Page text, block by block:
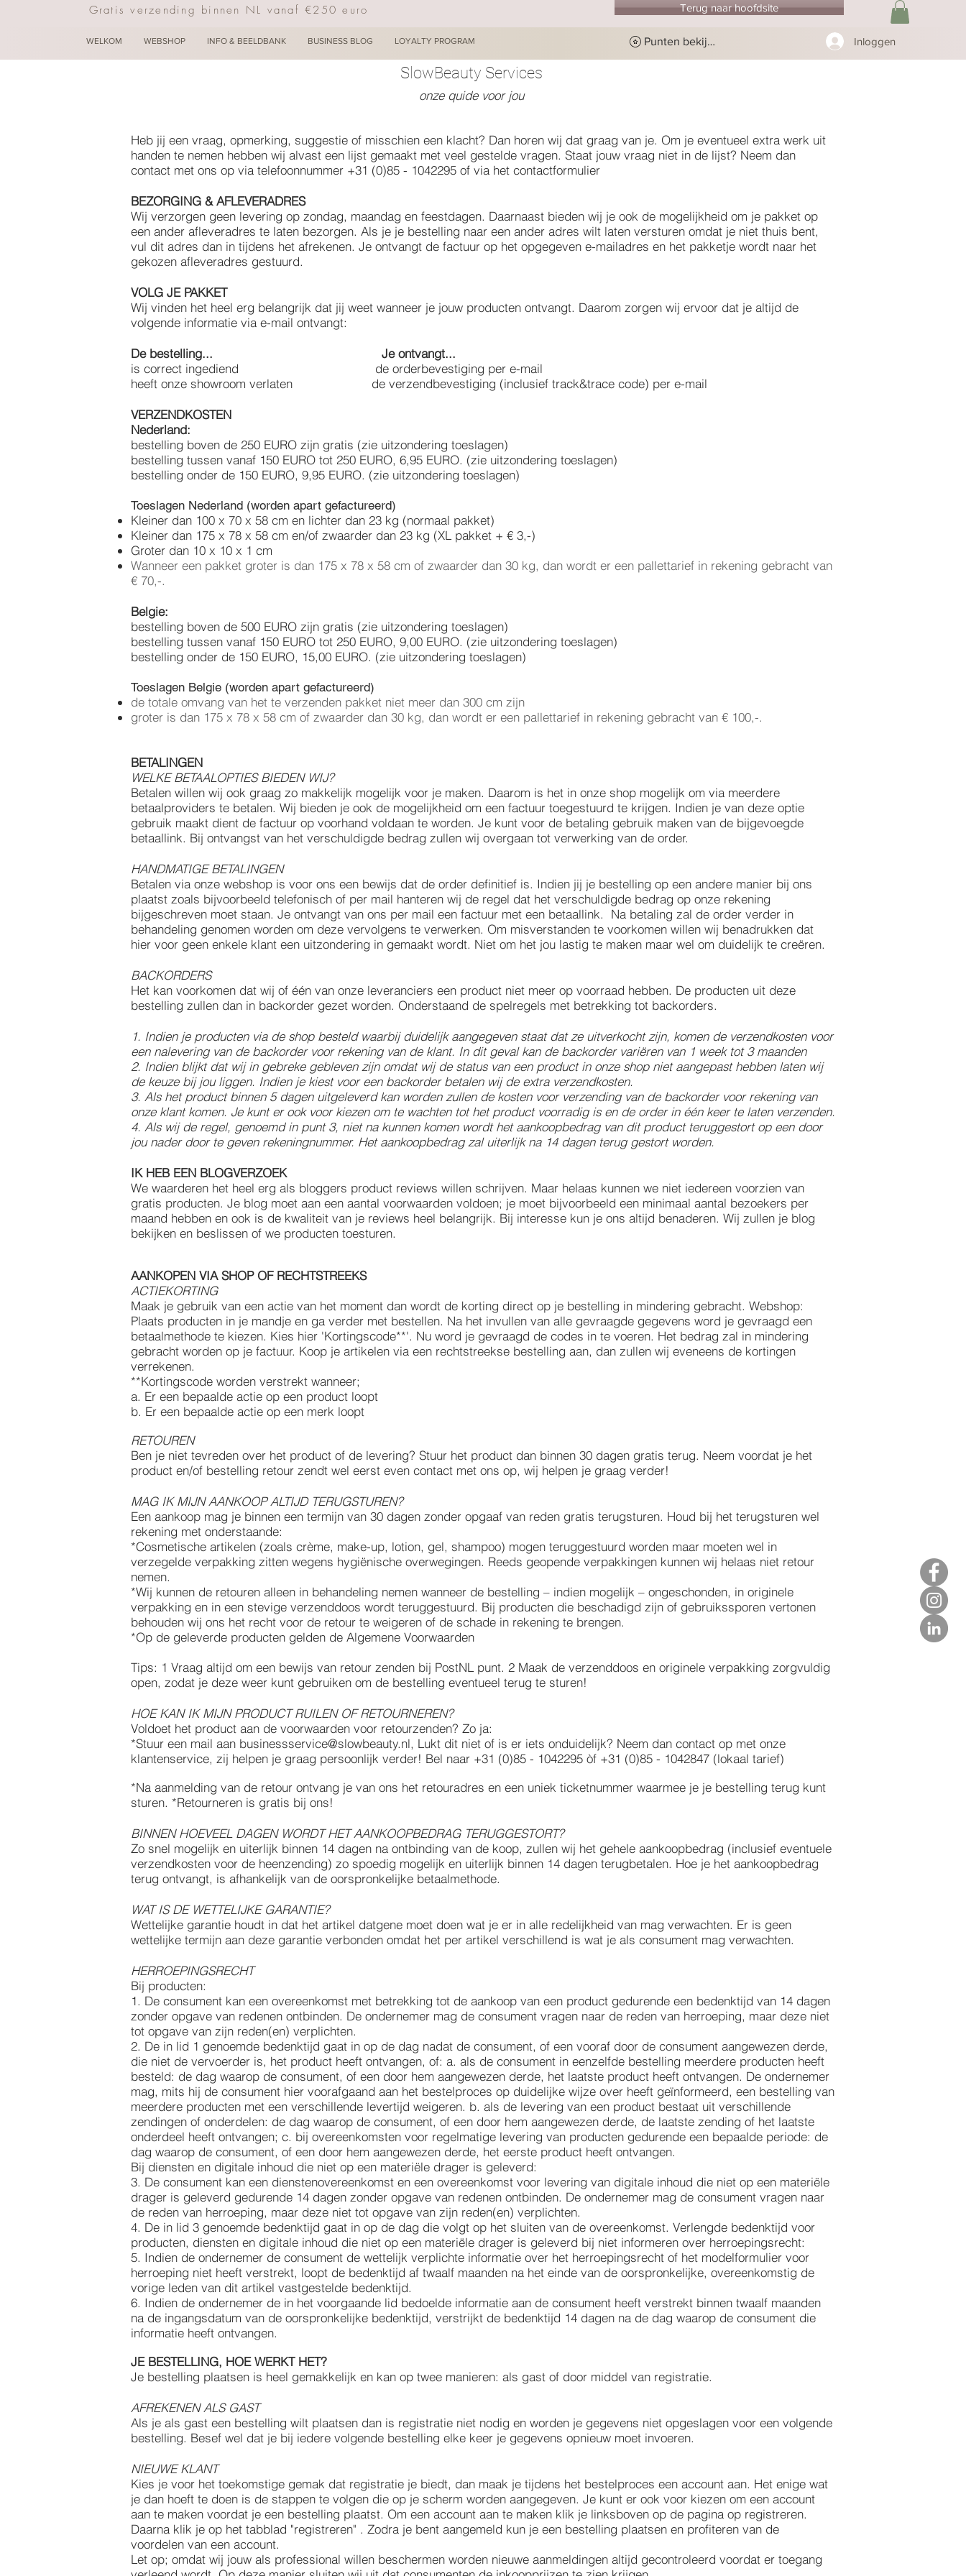
Gratis verzending binnen NL vanaf €250 euro Terug naar hoofdsite
WELKOM WEBSHOP INFO & BEELDBANK BUSINESS BLOG LOYALTY PROGRAM Punten bekijken Inloggen
SlowBeauty Services
onze quide voor jou
Heb jij een vraag, opmerking, suggestie of misschien een klacht? Dan horen wij dat graag van je. Om je eventueel extra werk uit
handen te nemen hebben wij alvast een lijst gemaakt met veel gestelde vragen. Staat jouw vraag niet in de lijst? Neem dan
contact met ons op via telefoonnummer +31 (0)85 - 1042295 of via het contactformulier
BEZORGING & AFLEVERADRES
Wij verzorgen geen levering op zondag, maandag en feestdagen. Daarnaast bieden wij je ook de mogelijkheid om je pakket op
een ander afleveradres te laten bezorgen. Als je je bestelling naar een ander adres wilt laten versturen omdat je niet thuis bent,
vul dit adres dan in tijdens het afrekenen. Je ontvangt de factuur op het opgegeven e-mailadres en het pakketje wordt naar het
gekozen afleveradres gestuurd.
VOLG JE PAKKET
Wij vinden het heel erg belangrijk dat jij weet wanneer je jouw producten ontvangt. Daarom zorgen wij ervoor dat je altijd de
volgende informatie via e-mail ontvangt:
De bestelling...
Je ontvangt...
is correct ingediend de orderbevestiging per e-mail
heeft onze showroom verlaten de verzendbevestiging (inclusief track&trace code) per e-mail
VERZENDKOSTEN
Nederland:
bestelling boven de 250 EURO zijn gratis (zie uitzondering toeslagen)
bestelling tussen vanaf 150 EURO tot 250 EURO, 6,95 EURO. (zie uitzondering toeslagen)
bestelling onder de 150 EURO, 9,95 EURO. (zie uitzondering toeslagen)
Toeslagen Nederland (worden apart gefactureerd)
Kleiner dan 100 x 70 x 58 cm en lichter dan 23 kg (normaal pakket)
Kleiner dan 175 x 78 x 58 cm en/of zwaarder dan 23 kg (XL pakket + € 3,-)
Groter dan 10 x 10 x 1 cm
Wanneer een pakket groter is dan 175 x 78 x 58 cm of zwaarder dan 30 kg, dan wordt er een pallettarief in rekening gebracht van
€ 70,-.
Belgie:
bestelling boven de 500 EURO zijn gratis (zie uitzondering toeslagen)
bestelling tussen vanaf 150 EURO tot 250 EURO, 9,00 EURO. (zie uitzondering toeslagen)
bestelling onder de 150 EURO, 15,00 EURO. (zie uitzondering toeslagen)
Toeslagen Belgie (worden apart gefactureerd)
de totale omvang van het te verzenden pakket niet meer dan 300 cm zijn
groter is dan 175 x 78 x 58 cm of zwaarder dan 30 kg, dan wordt er een pallettarief in rekening gebracht van € 100,-.
BETALINGEN
WELKE BETAALOPTIES BIEDEN WIJ?
Betalen willen wij ook graag zo makkelijk mogelijk voor je maken. Daarom is het in onze shop mogelijk om via meerdere
betaalproviders te betalen. Wij bieden je ook de mogelijkheid om een factuur toegestuurd te krijgen. Indien je van deze optie
gebruik maakt dient de factuur op voorhand voldaan te worden. Je kunt voor de betaling gebruik maken van de bijgevoegde
betaallink. Bij ontvangst van het verschuldigde bedrag zullen wij overgaan tot verwerking van de order.
HANDMATIGE BETALINGEN
Betalen via onze webshop is voor ons een bewijs dat de order definitief is. Indien jij je bestelling op een andere manier bij ons
plaatst zoals bijvoorbeeld telefonisch of per mail hanteren wij de regel dat het verschuldigde bedrag op onze rekening
bijgeschreven moet staan. Je ontvangt van ons per mail een factuur met een betaallink. Na betaling zal de order verder in
behandeling genomen worden om deze vervolgens te verwerken. Om misverstanden te voorkomen willen wij benadrukken dat
hier voor geen enkele klant een uitzondering in gemaakt wordt. Niet om het jou lastig te maken maar wel om duidelijk te creëren.
BACKORDERS
Het kan voorkomen dat wij of één van onze leveranciers een product niet meer op voorraad hebben. De producten uit deze
bestelling zullen dan in backorder gezet worden. Onderstaand de spelregels met betrekking tot backorders.
1. Indien je producten via de shop besteld waarbij duidelijk aangegeven staat dat ze uitverkocht zijn, komen de verzendkosten voor
een nalevering van de backorder voor rekening van de klant. In dit geval kan de backorder variëren van 1 week tot 3 maanden
2. Indien blijkt dat wij in gebreke gebleven zijn omdat wij de status van een product in onze shop niet aangepast hebben laten wij
de keuze bij jou liggen. Indien je kiest voor een backorder betalen wij de extra verzendkosten.
3. Als het product binnen 5 dagen uitgeleverd kan worden zullen de kosten voor verzending van de backorder voor rekening van
onze klant komen. Je kunt er ook voor kiezen om te wachten tot het product voorradig is en de order in één keer te laten verzenden.
4. Als wij de regel, genoemd in punt 3, niet na kunnen komen wordt het aankoopbedrag van dit product teruggestort op een door
jou nader door te geven rekeningnummer. Het aankoopbedrag zal uiterlijk na 14 dagen terug gestort worden.
IK HEB EEN BLOGVERZOEK
We waarderen het heel erg als bloggers product reviews willen schrijven. Maar helaas kunnen we niet iedereen voorzien van
gratis producten. Je blog moet aan een aantal voorwaarden voldoen; je moet bijvoorbeeld een minimaal aantal bezoekers per
maand hebben en ook is de kwaliteit van je reviews heel belangrijk. Bij interesse kun je ons altijd benaderen. Wij zullen je blog
bekijken en beslissen of we producten toesturen.
AANKOPEN VIA SHOP OF RECHTSTREEKS
ACTIEKORTING
Maak je gebruik van een actie van het moment dan wordt de korting direct op je bestelling in mindering gebracht. Webshop:
Plaats producten in je mandje en ga verder met bestellen. Na het invullen van alle gevraagde gegevens word je gevraagd een
betaalmethode te kiezen. Kies hier 'Kortingscode**'. Nu word je gevraagd de codes in te voeren. Het bedrag zal in mindering
gebracht worden op je factuur. Koop je artikelen via een rechtstreekse bestelling aan, dan zullen wij eveneens de kortingen
verrekenen.
**Kortingscode worden verstrekt wanneer;
a. Er een bepaalde actie op een product loopt
b. Er een bepaalde actie op een merk loopt
RETOUREN
Ben je niet tevreden over het product of de levering? Stuur het product dan binnen 30 dagen gratis terug. Neem voordat je het
product en/of bestelling retour zendt wel eerst even contact met ons op, wij helpen je graag verder!
MAG IK MIJN AANKOOP ALTIJD TERUGSTUREN?
Een aankoop mag je binnen een termijn van 30 dagen zonder opgaaf van reden gratis terugsturen. Houd bij het terugsturen wel
rekening met onderstaande:
*Cosmetische artikelen (zoals crème, make-up, lotion, gel, shampoo) mogen teruggestuurd worden maar moeten wel in
verzegelde verpakking zitten wegens hygiënische overwegingen. Reeds geopende verpakkingen kunnen wij helaas niet retour
nemen.
*Wij kunnen de retouren alleen in behandeling nemen wanneer de bestelling – indien mogelijk – ongeschonden, in originele
verpakking en in een stevige verzenddoos wordt teruggestuurd. Bij producten die beschadigd zijn of gebruikssporen vertonen
behouden wij ons het recht voor de retour te weigeren of de schade in rekening te brengen.
*Op de geleverde producten gelden de Algemene Voorwaarden
Tips: 1 Vraag altijd om een bewijs van retour zenden bij PostNL punt. 2 Maak de verzenddoos en originele verpakking zorgvuldig
open, zodat je deze weer kunt gebruiken om de bestelling eventueel terug te sturen!
HOE KAN IK MIJN PRODUCT RUILEN OF RETOURNEREN?
Voldoet het product aan de voorwaarden voor retourzenden? Zo ja:
*Stuur een mail aan businessservice@slowbeauty.nl, Lukt dit niet of is er iets onduidelijk? Neem dan contact op met onze
klantenservice, zij helpen je graag persoonlijk verder! Bel naar +31 (0)85 - 1042295 òf +31 (0)85 - 1042847 (lokaal tarief)
*Na aanmelding van de retour ontvang je van ons het retouradres en een uniek ticketnummer waarmee je je bestelling terug kunt
sturen. *Retourneren is gratis bij ons!
BINNEN HOEVEEL DAGEN WORDT HET AANKOOPBEDRAG TERUGGESTORT?
Zo snel mogelijk en uiterlijk binnen 14 dagen na ontbinding van de koop, zullen wij het gehele aankoopbedrag (inclusief eventuele
verzendkosten voor de heenzending) zo spoedig mogelijk en uiterlijk binnen 14 dagen terugbetalen. Hoe je het aankoopbedrag
terug ontvangt, is afhankelijk van de oorspronkelijke betaalmethode.
WAT IS DE WETTELIJKE GARANTIE?
Wettelijke garantie houdt in dat het artikel datgene moet doen wat je er in alle redelijkheid van mag verwachten. Er is geen
wettelijke termijn aan deze garantie verbonden omdat het per artikel verschillend is wat je als consument mag verwachten.
HERROEPINGSRECHT
Bij producten:
1. De consument kan een overeenkomst met betrekking tot de aankoop van een product gedurende een bedenktijd van 14 dagen
zonder opgave van redenen ontbinden. De ondernemer mag de consument vragen naar de reden van herroeping, maar deze niet
tot opgave van zijn reden(en) verplichten.
2. De in lid 1 genoemde bedenktijd gaat in op de dag nadat de consument, of een vooraf door de consument aangewezen derde,
die niet de vervoerder is, het product heeft ontvangen, of: a. als de consument in eenzelfde bestelling meerdere producten heeft
besteld: de dag waarop de consument, of een door hem aangewezen derde, het laatste product heeft ontvangen. De ondernemer
mag, mits hij de consument hier voorafgaand aan het bestelproces op duidelijke wijze over heeft geïnformeerd, een bestelling van
meerdere producten met een verschillende levertijd weigeren. b. als de levering van een product bestaat uit verschillende
zendingen of onderdelen: de dag waarop de consument, of een door hem aangewezen derde, de laatste zending of het laatste
onderdeel heeft ontvangen; c. bij overeenkomsten voor regelmatige levering van producten gedurende een bepaalde periode: de
dag waarop de consument, of een door hem aangewezen derde, het eerste product heeft ontvangen.
Bij diensten en digitale inhoud die niet op een materiële drager is geleverd:
3. De consument kan een dienstenovereenkomst en een overeenkomst voor levering van digitale inhoud die niet op een materiële
drager is geleverd gedurende 14 dagen zonder opgave van redenen ontbinden. De ondernemer mag de consument vragen naar
de reden van herroeping, maar deze niet tot opgave van zijn reden(en) verplichten.
4. De in lid 3 genoemde bedenktijd gaat in op de dag die volgt op het sluiten van de overeenkomst. Verlengde bedenktijd voor
producten, diensten en digitale inhoud die niet op een materiële drager is geleverd bij niet informeren over herroepingsrecht:
5. Indien de ondernemer de consument de wettelijk verplichte informatie over het herroepingsrecht of het modelformulier voor
herroeping niet heeft verstrekt, loopt de bedenktijd af twaalf maanden na het einde van de oorspronkelijke, overeenkomstig de
vorige leden van dit artikel vastgestelde bedenktijd.
6. Indien de ondernemer de in het voorgaande lid bedoelde informatie aan de consument heeft verstrekt binnen twaalf maanden
na de ingangsdatum van de oorspronkelijke bedenktijd, verstrijkt de bedenktijd 14 dagen na de dag waarop de consument die
informatie heeft ontvangen.
JE BESTELLING, HOE WERKT HET?
Je bestelling plaatsen is heel gemakkelijk en kan op twee manieren: als gast of door middel van registratie.
AFREKENEN ALS GAST
Als je als gast een bestelling wilt plaatsen dan is registratie niet nodig en worden je gegevens niet opgeslagen voor een volgende
bestelling. Besef wel dat je bij iedere volgende bestelling elke keer je gegevens opnieuw moet invoeren.
NIEUWE KLANT
Kies je voor het toekomstige gemak dat registratie je biedt, dan maak je tijdens het bestelproces een account aan. Het enige wat
je dan hoeft te doen is de stappen te volgen die op je scherm worden aangegeven. Je kunt er ook voor kiezen om een account
aan te maken voordat je een bestelling plaatst. Om een account aan te maken klik je linksboven op de pagina op registreren.
Daarna klik je op het tabblad "registreren" . Zodra je bent aangemeld kun je een bestelling plaatsen en profiteren van de
voordelen van een account.
Let op; omdat wij jouw als professional willen beschermen worden nieuwe aanmeldingen altijd gecontroleerd voordat er toegang